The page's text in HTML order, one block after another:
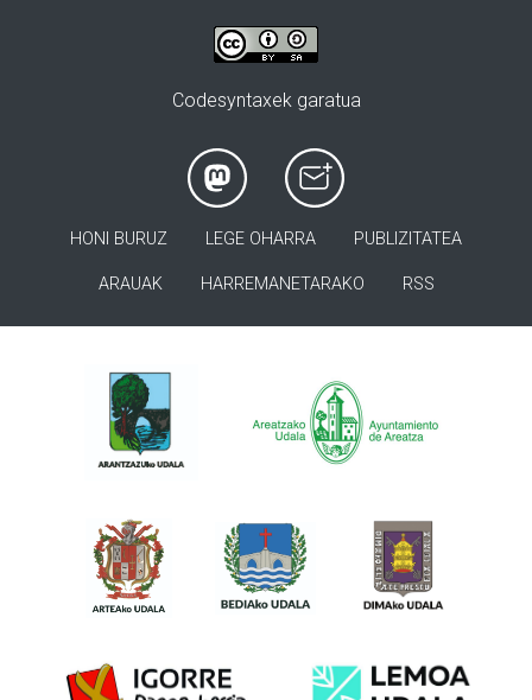
Codesyntaxek garatua
HONI BURUZ LEGE OHARRA PUBLIZITATEA
ARAUAK HARREMANETARAKO RSS